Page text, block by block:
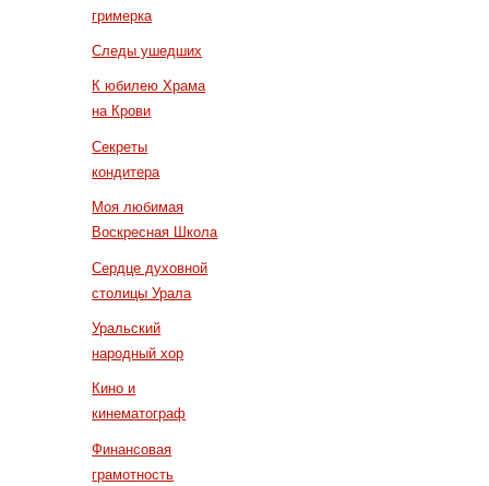
гримерка
Следы ушедших
К юбилею Храма
на Крови
Секреты
кондитера
Моя любимая
Воскресная Школа
Сердце духовной
столицы Урала
Уральский
народный хор
Кино и
кинематограф
Финансовая
грамотность